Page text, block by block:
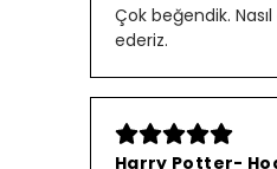
Çok beğendik.
ederiz.
Harry Potter-